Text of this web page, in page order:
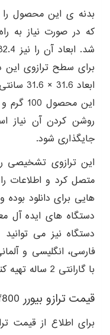
که در صورت نیاز به
برای سطح ترازوی
ابعاد
جایگذاری شود.
این ترازوی تشخیصی
متصل کرد و اطلاعات
هایی برای دانلود
دستگاه های ایده آل
دستگاه نیز می
فارسی، انگلیسی و
با گارانتی 2 ساله تهیه کنید.
قیمت ترازو بیورر bf800